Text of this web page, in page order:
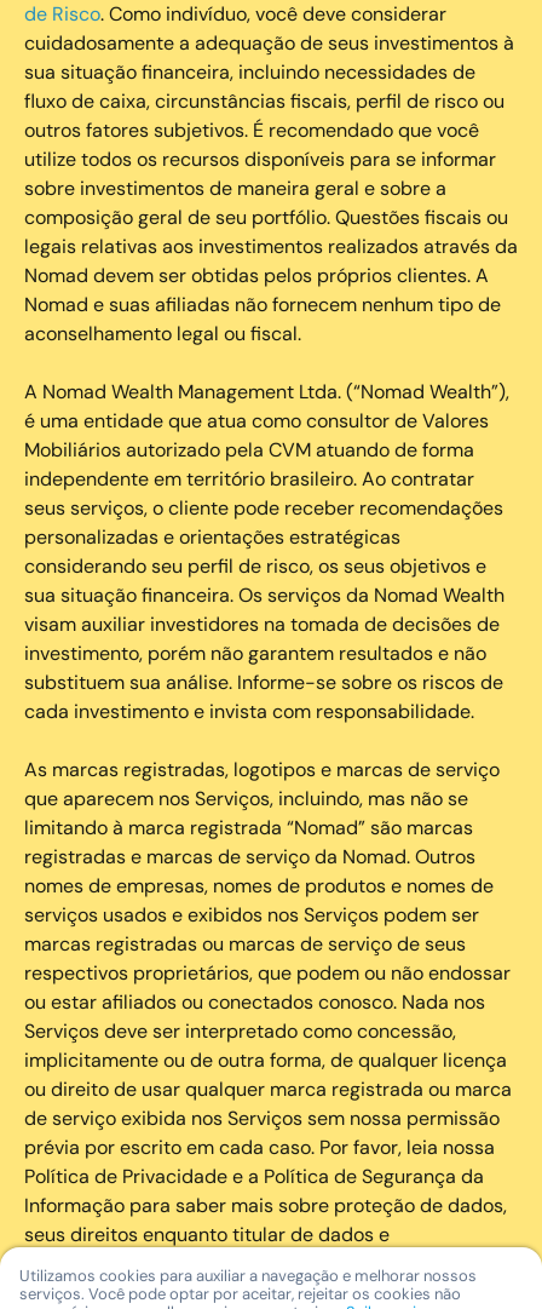
de Risco. Como indivíduo, você deve considerar
cuidadosamente a adequação de seus investimentos à
sua situação financeira, incluindo necessidades de
fluxo de caixa, circunstâncias fiscais, perfil de risco ou
outros fatores subjetivos. É recomendado que você
utilize todos os recursos disponíveis para se informar
sobre investimentos de maneira geral e sobre a
composição geral de seu portfólio. Questões fiscais ou
legais relativas aos investimentos realizados através da
Nomad devem ser obtidas pelos próprios clientes. A
Nomad e suas afiliadas não fornecem nenhum tipo de
aconselhamento legal ou fiscal.
A Nomad Wealth Management Ltda. (“Nomad Wealth”),
é uma entidade que atua como consultor de Valores
Mobiliários autorizado pela CVM atuando de forma
independente em território brasileiro. Ao contratar
seus serviços, o cliente pode receber recomendações
personalizadas e orientações estratégicas
considerando seu perfil de risco, os seus objetivos e
sua situação financeira. Os serviços da Nomad Wealth
visam auxiliar investidores na tomada de decisões de
investimento, porém não garantem resultados e não
substituem sua análise. Informe-se sobre os riscos de
cada investimento e invista com responsabilidade.
As marcas registradas, logotipos e marcas de serviço
que aparecem nos Serviços, incluindo, mas não se
limitando à marca registrada “Nomad” são marcas
registradas e marcas de serviço da Nomad. Outros
nomes de empresas, nomes de produtos e nomes de
serviços usados e exibidos nos Serviços podem ser
marcas registradas ou marcas de serviço de seus
respectivos proprietários, que podem ou não endossar
ou estar afiliados ou conectados conosco. Nada nos
Serviços deve ser interpretado como concessão,
implicitamente ou de outra forma, de qualquer licença
ou direito de usar qualquer marca registrada ou marca
de serviço exibida nos Serviços sem nossa permissão
prévia por escrito em cada caso. Por favor, leia nossa
Política de Privacidade e a Política de Segurança da
Informação para saber mais sobre proteção de dados,
seus direitos enquanto titular de dados e
cibersegurança.
Utilizamos cookies para auxiliar a navegação e melhorar nossos
serviços. Você pode optar por aceitar, rejeitar os cookies não